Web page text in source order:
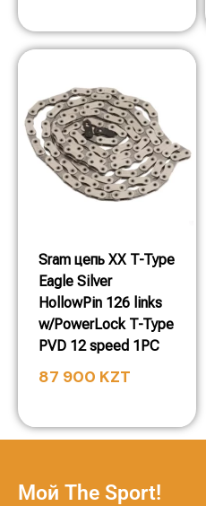
Sram цепь XX T-Type
Eagle Silver
HollowPin 126 links
w/PowerLock T-Type
PVD 12 speed 1PC
87 900 KZT
Мой The Sport!